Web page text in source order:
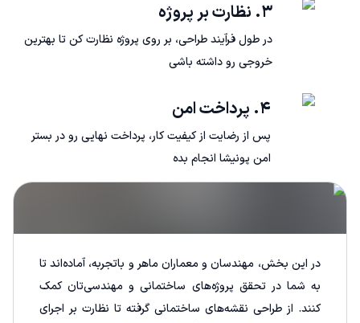
۳. نظارت بر پروژه
در طول فرآیند طراحی، بر روی پروژه نظارت کن تا بهترین
خروجی رو داشته باشی
۴. پرداخت امن
پس از رضایت از کیفیت کار، پرداخت نهایی رو در بستر
امن پونیشا انجام بده
در این بخش، مهندسان و معماران ماهر و باتجربه، آماده‌اند تا
به شما در تحقق پروژه‌های ساختمانی و مهندسی‌تان کمک
کنند. از طراحی نقشه‌های ساختمانی گرفته تا نظارت بر اجرای